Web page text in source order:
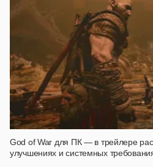
God of War для ПК — в трейлере
улучшениях и системных